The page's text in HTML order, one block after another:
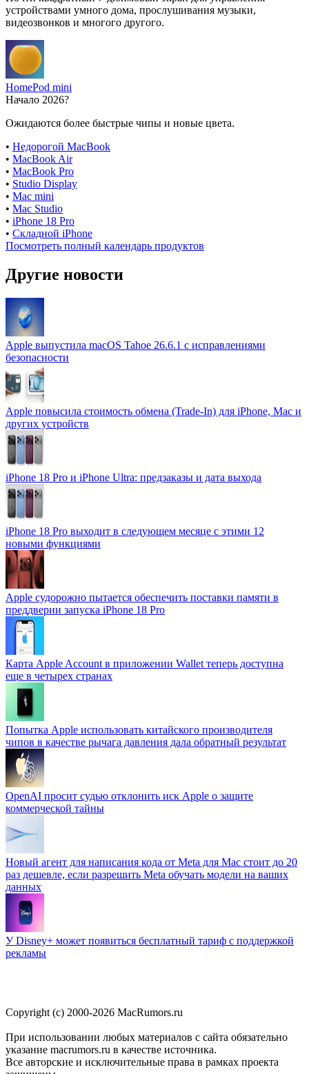
устройствами умного дома, прослушивания музыки,
видеозвонков и многого другого.
HomePod mini
Начало 2026?
Ожидаются более быстрые чипы и новые цвета.
• Недорогой MacBook
• MacBook Air
• MacBook Pro
• Studio Display
• Mac mini
• Mac Studio
• iPhone 18 Pro
• Складной iPhone
Посмотреть полный календарь продуктов
Другие новости
Apple выпустила macOS Tahoe 26.6.1 с исправлениями
безопасности
Apple повысила стоимость обмена (Trade-In) для iPhone, Mac и
других устройств
iPhone 18 Pro и iPhone Ultra: предзаказы и дата выхода
iPhone 18 Pro выходит в следующем месяце с этими 12
новыми функциями
Apple судорожно пытается обеспечить поставки памяти в
преддверии запуска iPhone 18 Pro
Карта Apple Account в приложении Wallet теперь доступна
еще в четырех странах
Попытка Apple использовать китайского производителя
чипов в качестве рычага давления дала обратный результат
OpenAI просит судью отклонить иск Apple о защите
коммерческой тайны
Новый агент для написания кода от Meta для Mac стоит до 20
раз дешевле, если разрешить Meta обучать модели на ваших
данных
У Disney+ может появиться бесплатный тариф с поддержкой
рекламы
Copyright (c) 2000-2026 MacRumors.ru
При использовании любых материалов с сайта обязательно
указание macrumors.ru в качестве источника.
Все авторские и исключительные права в рамках проекта